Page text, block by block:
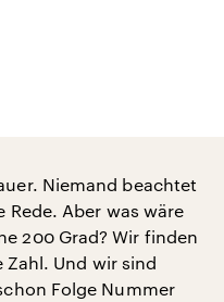
Niemand beachtet
Rede. Aber was wäre
200 Grad? Wir finden
Und wir sind
Folge Nummer